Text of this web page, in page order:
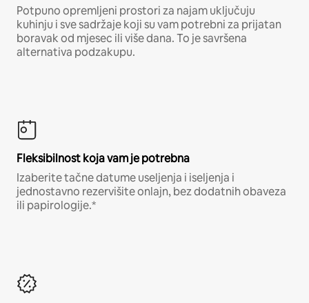
Potpuno opremljeni prostori za najam uključuju
kuhinju i sve sadržaje koji su vam potrebni za prijatan
boravak od mjesec ili više dana. To je savršena
alternativa podzakupu.
Fleksibilnost koja vam je potrebna
Izaberite tačne datume useljenja i iseljenja i
jednostavno rezervišite onlajn, bez dodatnih obaveza
ili papirologije.*